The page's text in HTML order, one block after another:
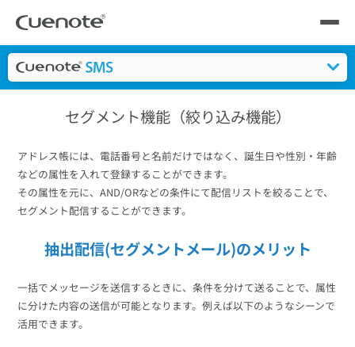
製品
メール配信システム
メールリレーサーバー
kintone（キントーン）メール配信
SMS配信サービス
活用シーン
会員獲得／ニーズ把握
コストを抑える
遅延なく確実・高速に送る
導入事例
サポート
セミナー
ブログ・各種資料
ブログ・各種資料
活用方法
機能一覧
Cuenote SMSの送信・配信サービス 機能一覧 セグメント機能（
セグメント機能（絞り込み機能）
アドレス帳には、電話番号と名前だけではなく、誕生日や性別・年齢
などの属性を入れて登録することができます。
その属性を元に、AND/ORなどの条件にて配信リストを絞ることで、
セグメント配信することができます。
抽出配信(セグメントメール)のメリット
一括でメッセージを送信するときに、条件を分けて送ることで、属性
に分けた内容の送信が可能となります。例えば以下のようなシーンで
活用できます。